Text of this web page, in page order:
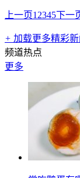
上一页1 2345下一
+ 加载更多精彩新
频道热点
更多